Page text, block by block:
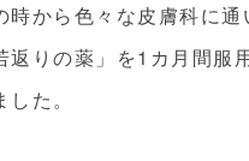
から色々な皮膚科に
りの薬」を1カ月間服
た。